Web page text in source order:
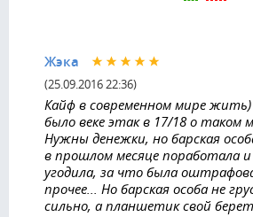
Жэка
(25.09.2016 22:36)
Кайф в современном мире
было веке этак в 17/18 о таком
Нужны денежки, но барская
в прошлом месяце поработала
угодила, за что была
прочее... Но барская особа не
сильно, а планшетик свой